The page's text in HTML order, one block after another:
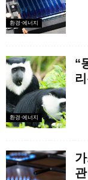
환경·에너지
환경·에너지
“